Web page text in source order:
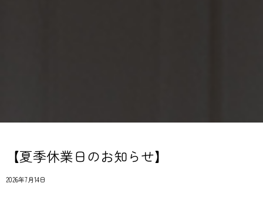
【夏季休業日のお知らせ】
2026年7月14日